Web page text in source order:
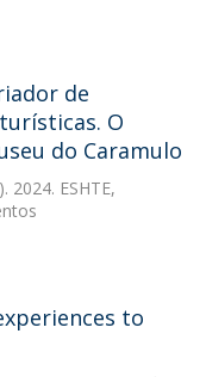
de
O
do Caramulo
2024. ESHTE,
to